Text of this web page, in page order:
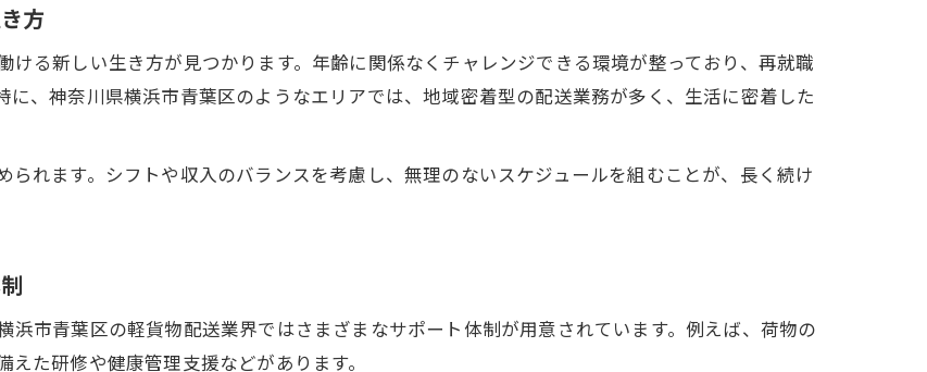
無理なく続けられるシニア活躍の配送環境とは
青葉区でシニアが選ぶ軽貨物配送の就労ポイント
地元密着型の軽貨物配送で安心して働くシニア
シニアも無理せず働ける軽貨物配送の工夫とは
軽貨物配送でシニアが長く活躍するための秘訣
荷物の工夫でシニアも安心の配送現場
方
る新しい生き方が見つかります。年齢に関係なくチャレンジできる環境が整っており、再就職
、神奈川県横浜市青葉区のようなエリアでは、地域密着型の配送業務が多く、生活に密着した
れます。シフトや収入のバランスを考慮し、無理のないスケジュールを組むことが、長く続け
市青葉区の軽貨物配送業界ではさまざまなサポート体制が用意されています。例えば、荷物の
た研修や健康管理支援などがあります。